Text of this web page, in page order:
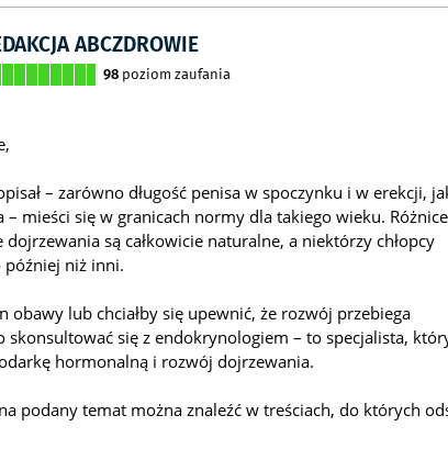
ABCZDROWIE
98 poziom zaufania
– zarówno długość penisa w spoczynku i w erekcji,
– mieści się w granicach normy dla takiego wieku.
są całkowicie naturalne, a niektórzy chłopcy
później niż inni.
obawy lub chciałby się upewnić, że rozwój przebiega
skonsultować się z endokrynologiem – to specjalista,
hormonalną i rozwój dojrzewania.
podany temat można znaleźć w treściach, do których